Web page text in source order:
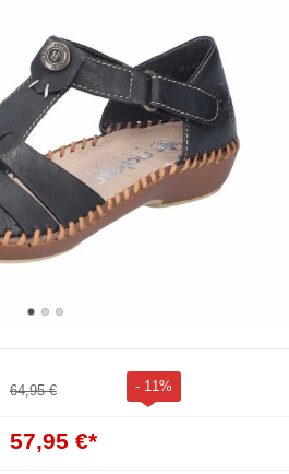
64,95 € - 11%
57,95 €*